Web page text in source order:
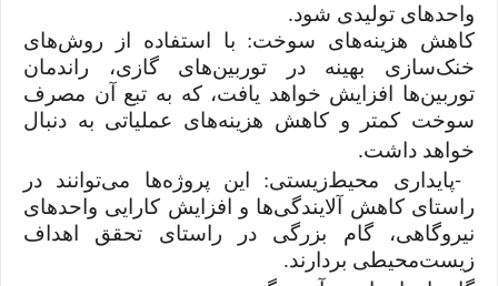
واحدهای تولیدی شود.
کاهش هزینه‌های سوخت: با استفاده از روش‌های
خنک‌سازی بهینه در توربین‌های گازی، راندمان
توربین‌ها افزایش خواهد یافت، که به تبع آن مصرف
سوخت کمتر و کاهش هزینه‌های عملیاتی به دنبال
خواهد داشت.
-پایداری محیط‌زیستی: این پروژه‌ها می‌توانند در
راستای کاهش آلایندگی‌ها و افزایش کارایی واحدهای
نیروگاهی، گام بزرگی در راستای تحقق اهداف
زیست‌محیطی بردارند.